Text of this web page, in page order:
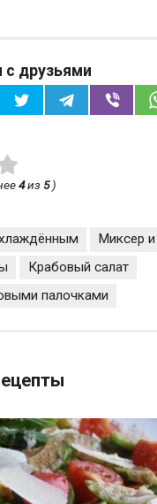
друзьями
4из 5)
Миксер
Крабовый салат
палочками